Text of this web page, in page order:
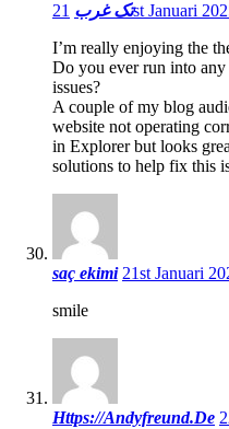
تک غرب21st Januari
I’m really enjoying the
Do you ever run into
issues?
A couple of my blog
website not operating
in Explorer but looks
solutions to help fix this
saç ekimi 21st Januari
smile
Https://Andyfreund.De